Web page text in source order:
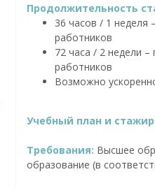
Продолжительность
36 часов / 1 неделя
работников
72 часа / 2 недели
работников
Возможно
Учебный план и
Требования: Высшее
образование (в